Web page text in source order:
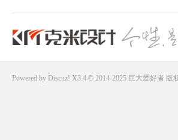
Powered by Discuz! X3.4 © 2014-2025 巨大爱好者版